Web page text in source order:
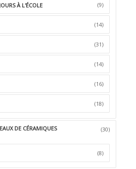
À L'ÉCOLE (9)
(14)
(31)
(14)
(16)
(18)
DE CÉRAMIQUES
(30)
(8)